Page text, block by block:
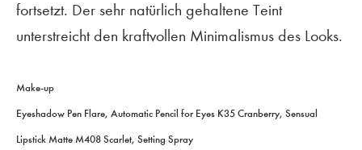
fortsetzt. Der sehr natürlich gehaltene Teint
unterstreicht den kraftvollen Minimalismus des Looks.
Make-up
Eyeshadow Pen Flare, Automatic Pencil for Eyes K35 Cranberry, Sensual
Lipstick Matte M408 Scarlet, Setting Spray